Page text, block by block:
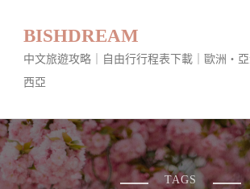
BISHDREAM
中文旅遊攻略｜自由行行程表下載｜歐洲・
西亞
TAGS